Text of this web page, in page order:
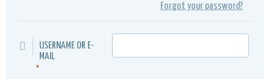
Forgot your password?
USERNAME OR E-
MAIL
*